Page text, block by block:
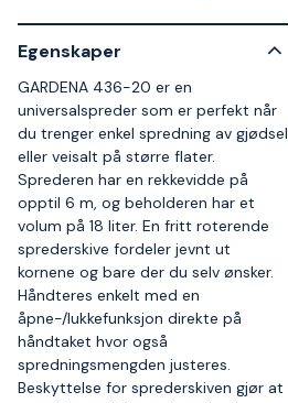
Egenskaper
GARDENA 436-20 er en
universalspreder som er perfekt når
du trenger enkel spredning av gjødsel
eller veisalt på større flater.
Sprederen har en rekkevidde på
opptil 6 m, og beholderen har et
volum på 18 liter. En fritt roterende
sprederskive fordeler jevnt ut
kornene og bare der du selv ønsker.
Håndteres enkelt med en
åpne-/lukkefunksjon direkte på
håndtaket hvor også
spredningsmengden justeres.
Beskyttelse for sprederskiven gjør at